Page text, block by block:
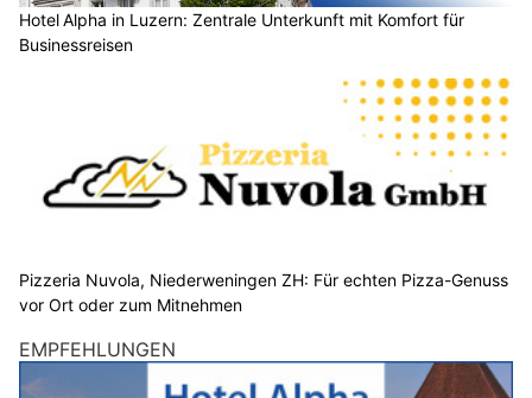
Hotel Alpha in Luzern: Zentrale Unterkunft mit Komfort für
Businessreisen
Pizzeria Nuvola, Niederweningen ZH: Für echten Pizza-Genuss
vor Ort oder zum Mitnehmen
EMPFEHLUNGEN